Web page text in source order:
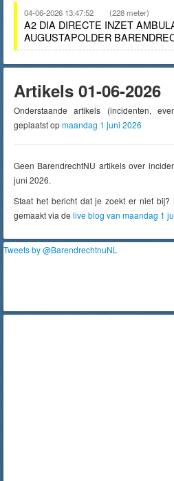
04-06-2026 13:47:52 (228 meter)
A2 DIA DIRECTE INZET
AUGUSTAPOLDER
Artikels 01-06-2026
Onderstaande artikels (incidenten,
geplaatst opmaandag 1 juni 2026
Geen BarendrechtNU artikels over
juni 2026.
Staat het bericht dat je zoekt er niet
gemaakt via de live blog van maandag 1
Tweets by @BarendrechtnuNL